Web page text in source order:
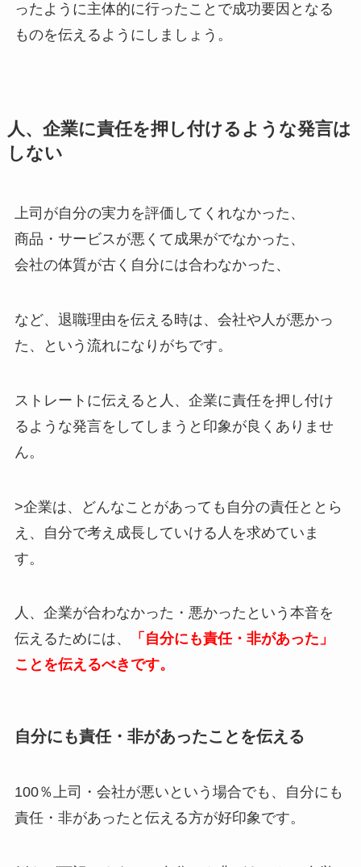
ったように主体的に行ったことで成功要因となる
ものを伝えるようにしましょう。
人、企業に責任を押し付けるような発言は
しない
上司が自分の実力を評価してくれなかった、
商品・サービスが悪くて成果がでなかった、
会社の体質が古く自分には合わなかった、
など、退職理由を伝える時は、会社や人が悪かっ
た、という流れになりがちです。
ストレートに伝えると人、企業に責任を押し付け
るような発言をしてしまうと印象が良くありませ
ん。
>企業は、どんなことがあっても自分の責任ととら
え、自分で考え成長していける人を求めていま
す。
人、企業が合わなかった・悪かったという本音を
伝えるためには、
「自分にも責任・非があった」
ことを伝えるべきです。
自分にも責任・非があったことを伝える
100％上司・会社が悪いという場合でも、自分にも
責任・非があったと伝える方が好印象です。